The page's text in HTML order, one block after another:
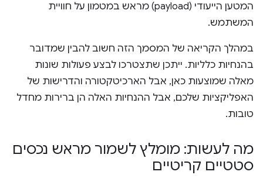
המטען הייעודי (payload) מראש במטמון על חוויית
המשתמש.
במהלך הקריאה של המסמך הזה חשוב להבין שמדובר
בהנחיות כלליות. ייתכן שתצטרכו לבצע פעולות שונות
מאלה שמוצעות כאן, אבל הארכיטקטורה והדרישות של
האפליקציות שלכם, אבל ההנחיות האלה הן ברירות מחדל
טובות.
מה לעשות: מומלץ לשמור מראש נכסים
סטטיים קריטיים